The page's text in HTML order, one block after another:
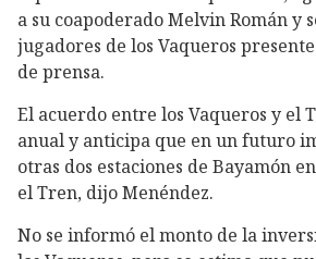
a su coapoderado Melvin Román y
jugadores de los Vaqueros
de prensa.
El acuerdo entre los Vaqueros y el
anual y anticipa que en un futuro
otras dos estaciones de Bayamón
el Tren, dijo Menéndez.
No se informó el monto de la